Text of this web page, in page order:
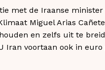
met de Iraanse
Miguel Arias
en zelfs uit te
Iran voortaan ook in